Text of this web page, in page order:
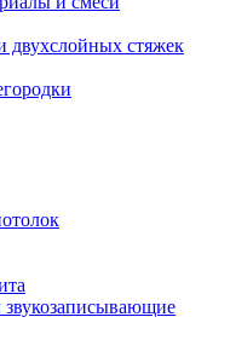
двухслойных стяжек